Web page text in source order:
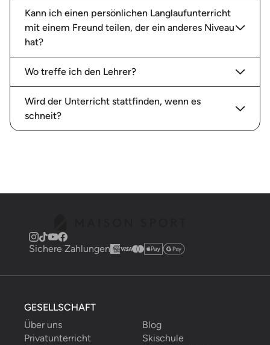
Kann ich einen persönlichen Langlaufunterricht
mit einem Freund teilen, der ein anderes Niveau
hat?
Wo treffe ich den Lehrer?
Wird der Unterricht stattfinden, wenn es
schneit?
Sichere Zahlungen
GESELLSCHAFT
Über uns
Blog
Privatunterricht
Skischule